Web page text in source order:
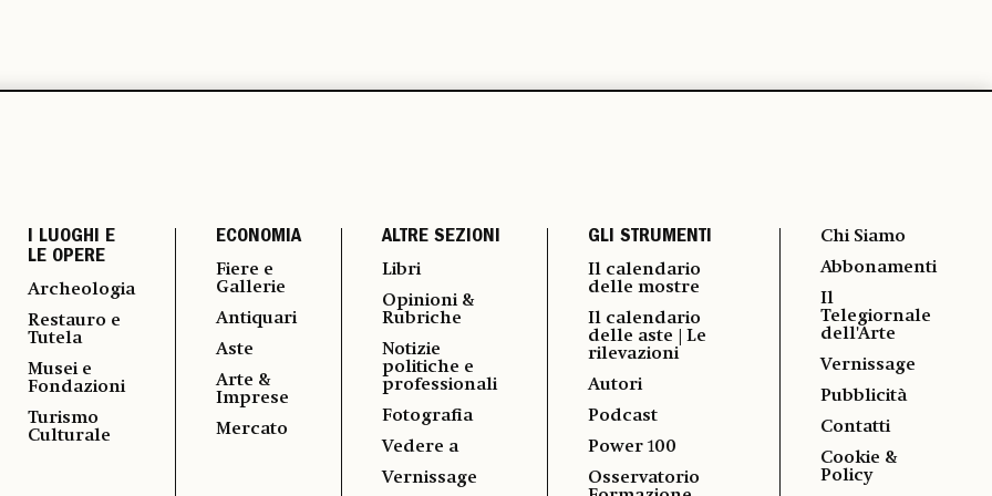
I LUOGHI E
LE OPERE
Archeologia
Restauro e
Tutela
Musei e
Fondazioni
Turismo
Culturale
ECONOMIA
Fiere e
Gallerie
Antiquari
Aste
Arte &
Imprese
Mercato
ALTRE SEZIONI
Libri
Opinioni &
Rubriche
Notizie
politiche e
professionali
Fotografia
Vedere a
Vernissage
GLI STRUMENTI
Il calendario
delle mostre
Il calendario
delle aste | Le
rilevazioni
Autori
Podcast
Power 100
Osservatorio
Chi Siamo
Abbonamenti
Il
Telegiornale
dell'Arte
Vernissage
Pubblicità
Contatti
Cookie &
Policy